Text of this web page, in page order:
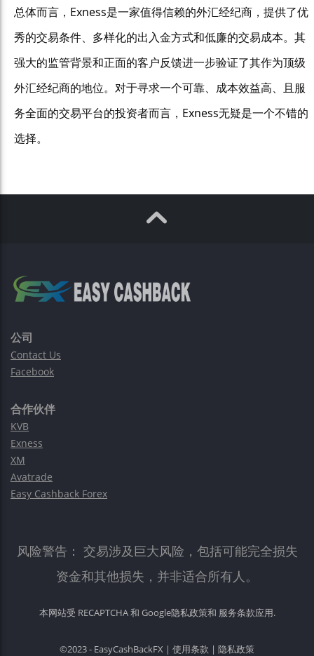
总体而言，Exness是一家值得信赖的外汇经纪商，提供了优
秀的交易条件、多样化的出入金方式和低廉的交易成本。其
强大的监管背景和正面的客户反馈进一步验证了其作为顶级
外汇经纪商的地位。对于寻求一个可靠、成本效益高、且服
务全面的交易平台的投资者而言，Exness无疑是一个不错的
选择。
公司
Contact Us
Facebook
合作伙伴
KVB
Exness
XM
Avatrade
Easy Cashback Forex
风险警告： 交易涉及巨大风险，包括可能完全损失
资金和其他损失，并非适合所有人。
本网站受 RECAPTCHA 和 Google隐私政策和 服务条款应用.
©2023 - EasyCashBackFX | 使用条款 | 隐私政策